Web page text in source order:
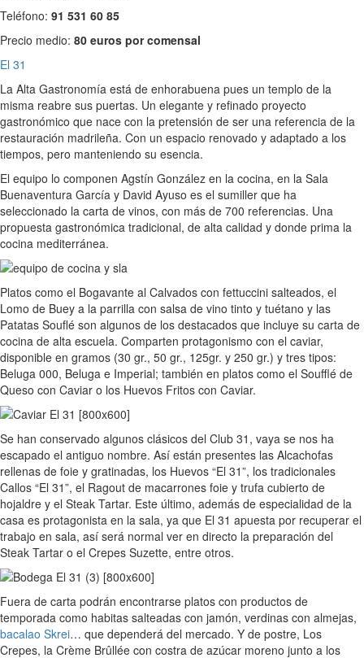
Teléfono: 91 531 60 85
Precio medio: 80 euros por comensal
El 31
La Alta Gastronomía está de enhorabuena pues un templo de la
misma reabre sus puertas. Un elegante y refinado proyecto
gastronómico que nace con la pretensión de ser una referencia de la
restauración madrileña. Con un espacio renovado y adaptado a los
tiempos, pero manteniendo su esencia.
El equipo lo componen Agstín González en la cocina, en la Sala
Buenaventura García y David Ayuso es el sumiller que ha
seleccionado la carta de vinos, con más de 700 referencias. Una
propuesta gastronómica tradicional, de alta calidad y donde prima la
cocina mediterránea.
Platos como el Bogavante al Calvados con fettuccini salteados, el
Lomo de Buey a la parrilla con salsa de vino tinto y tuétano y las
Patatas Souflé son algunos de los destacados que incluye su carta de
cocina de alta escuela. Comparten protagonismo con el caviar,
disponible en gramos (30 gr., 50 gr., 125gr. y 250 gr.) y tres tipos:
Beluga 000, Beluga e Imperial; también en platos como el Soufflé de
Queso con Caviar o los Huevos Fritos con Caviar.
Se han conservado algunos clásicos del Club 31, vaya se nos ha
escapado el antiguo nombre. Así están presentes las Alcachofas
rellenas de foie y gratinadas, los Huevos “El 31”, los tradicionales
Callos “El 31”, el Ragout de macarrones foie y trufa cubierto de
hojaldre y el Steak Tartar. Este último, además de especialidad de la
casa es protagonista en la sala, ya que El 31 apuesta por recuperar el
trabajo en sala, así será normal ver en directo la preparación del
Steak Tartar o el Crepes Suzette, entre otros.
Fuera de carta podrán encontrarse platos con productos de
temporada como habitas salteadas con jamón, verdinas con almejas,
bacalao Skrei… que dependerá del mercado. Y de postre, Los
Crepes, la Crème Brûllée con costra de azúcar moreno junto a los